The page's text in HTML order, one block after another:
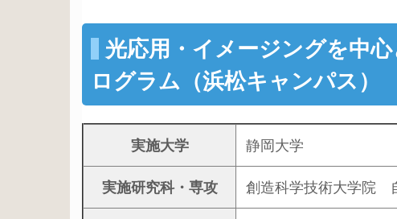
光応用・イメージングを中
ログラム（浜松キャンパス）
実施大学 静岡大学
実施研究科・専攻 創造科学技術大学院